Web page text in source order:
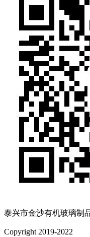
泰兴市金沙有机玻璃制
Copyright 2019-2022